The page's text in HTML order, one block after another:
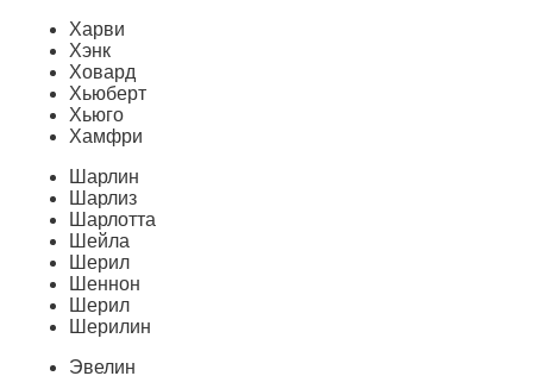
Харви
Хэнк
Ховард
Хьюберт
Хьюго
Хамфри
Шарлин
Шарлиз
Шарлотта
Шейла
Шерил
Шеннон
Шерил
Шерилин
Эвелин